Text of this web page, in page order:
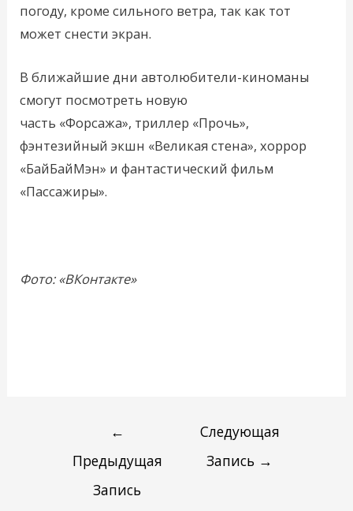
погоду, кроме сильного ветра, так как тот
может снести экран.
В ближайшие дни автолюбители-киноманы
смогут посмотреть новую
часть «Форсажа», триллер «Прочь»,
фэнтезийный экшн «Великая стена», хоррор
«БайБайМэн» и фантастический фильм
«Пассажиры».
Фото: «ВКонтакте»
←
Предыдущая
Запись
Следующая
Запись →